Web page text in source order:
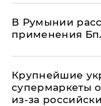
В Румынии
применения
Крупнейшие
супермаркеты
из-за